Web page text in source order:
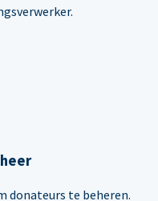
donateurs te beheren.